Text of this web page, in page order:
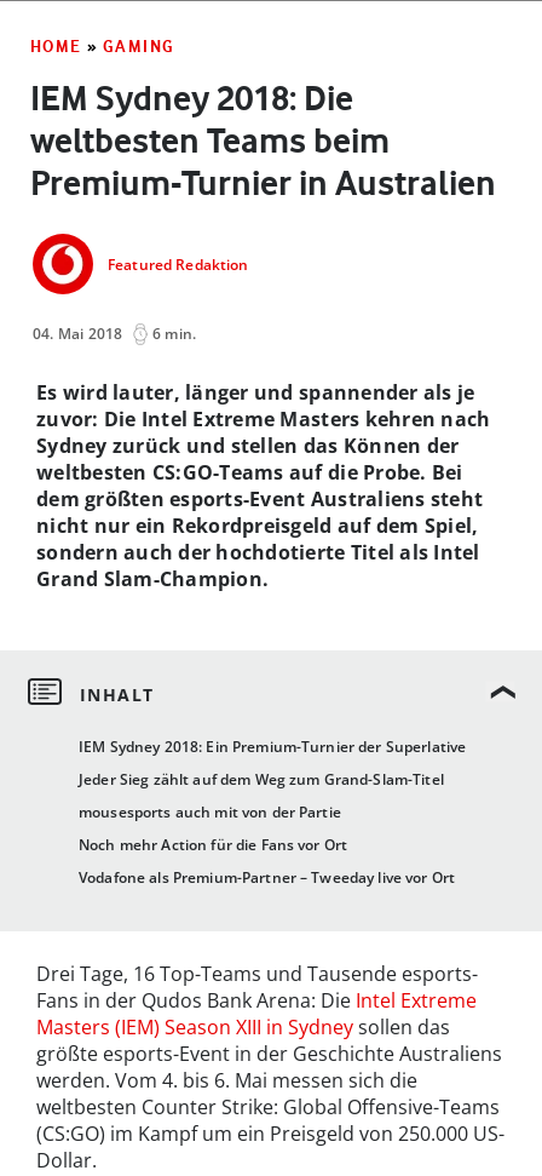
HOME » GAMING
IEM Sydney 2018: Die
weltbesten Teams beim
Premium-Turnier in Australien
Featured Redaktion
04. Mai 2018 6 min.
IEM Sydney 2018: Ein Premium-Turnier der Superlative
Jeder Sieg zählt auf dem Weg zum Grand-Slam-Titel
mousesports auch mit von der Partie
Noch mehr Action für die Fans vor Ort
Vodafone als Premium-Partner – Tweeday live vor Ort
Es wird lauter, länger und spannender als je
zuvor: Die Intel Extreme Masters kehren nach
Sydney zurück und stellen das Können der
weltbesten CS:GO-Teams auf die Probe. Bei
dem größten esports-Event Australiens steht
nicht nur ein Rekordpreisgeld auf dem Spiel,
sondern auch der hochdotierte Titel als Intel
Grand Slam-Champion.
Drei Tage, 16 Top-Teams und Tausende esports-
Fans in der Qudos Bank Arena: Die Intel Extreme
Masters (IEM) Season XIII in Sydneysollen das
größte esports-Event in der Geschichte Australiens
werden. Vom 4. bis 6. Mai messen sich die
weltbesten Counter Strike: Global Offensive-Teams
(CS:GO) im Kampf um ein Preisgeld von 250.000 US-
Dollar.